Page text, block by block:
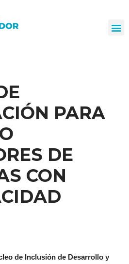
PARA
DE
CON
de Inclusión de Desarrollo y